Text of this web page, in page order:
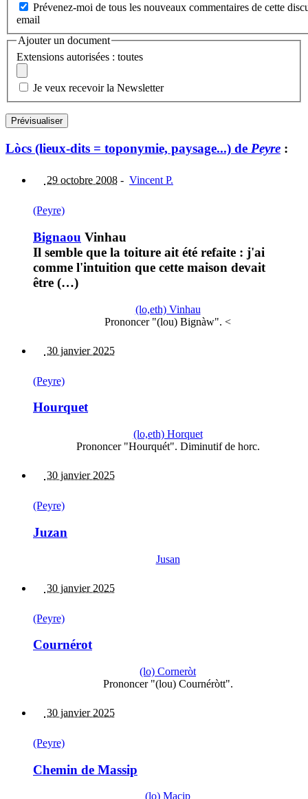
Prévenez-moi de tous les nouveaux commentaires de cette
email
Ajouter un document
Extensions autorisées : toutes
Je veux recevoir la Newsletter
Lòcs (lieux-dits = toponymie, paysage...) de Peyre :
29 octobre 2008 - Vincent P.
(Peyre)
Bignaou Vinhau
Il semble que la toiture ait été refaite : j'ai
comme l'intuition que cette maison devait
être (…)
(lo,eth) Vinhau
Prononcer "(lou) Bignàw". <
30 janvier 2025
(Peyre)
Hourquet
(lo,eth) Horquet
Prononcer "Hourquét". Diminutif de horc.
30 janvier 2025
(Peyre)
Juzan
Jusan
30 janvier 2025
(Peyre)
Cournérot
(lo) Corneròt
Prononcer "(lou) Cournéròtt".
30 janvier 2025
(Peyre)
Chemin de Massip
(lo) Macip